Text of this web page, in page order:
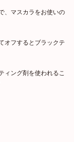
、マスカラをお使いの
オフするとブラックテ
ィング剤を使われるこ